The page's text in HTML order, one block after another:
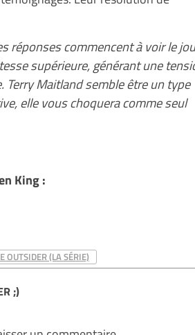
réponses commencent à voir le
supérieure, générant une
Maitland semble être un type
elle vous choquera comme seul
King :
OUTSIDER (LA SÉRIE)
;)